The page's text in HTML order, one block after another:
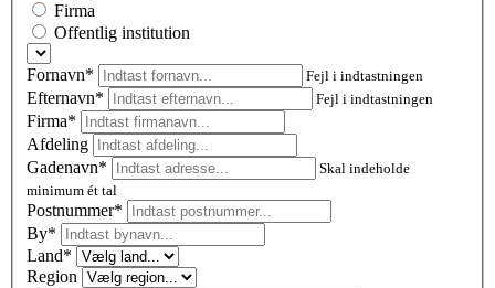
Firma
Offentlig institution
Fornavn* Fejl i indtastningen
Efternavn* Fejl i indtastningen
Firma*
Afdeling
Gadenavn*
Skal indeholde
minimum ét tal
Postnummer*
By*
Land*
Region